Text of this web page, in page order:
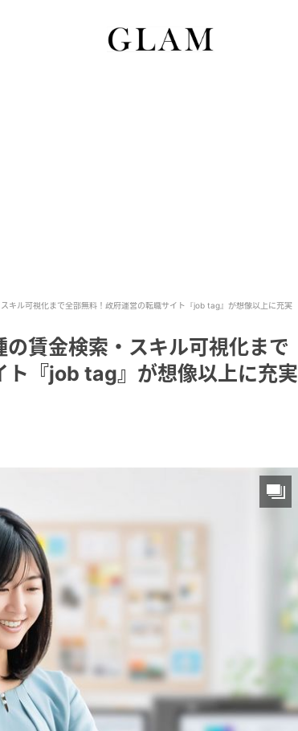
キル可視化まで全部無料！政府運営の転職サイト『job tag』が想像以上に充実
賃金検索・スキル可視化まで
ト『job tag』が想像以上に充実